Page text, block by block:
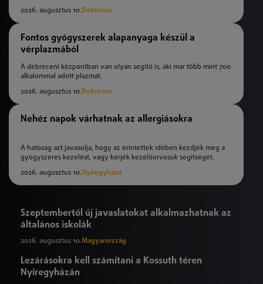
2026. augusztus 10.Debrecen
Fontos gyógyszerek alapanyaga készül a
vérplazmából
A debreceni központban van olyan segítő is, aki már több mint 700
alkalommal adott plazmát.
2026. augusztus 10.Debrecen
Nehéz napok várhatnak az allergiásokra
A hatóság azt javasolja, hogy az érintettek időben kezdjék meg a
gyógyszeres kezelést, vagy kérjék kezelőorvosuk segítségét.
2026. augusztus 10. Nyíregyháza
Szeptembertől új javaslatokat alkalmazhatnak az
általános iskolák
2026. augusztus 10.Magyarország
Lezárásokra kell számítani a Kossuth téren
Nyíregyházán